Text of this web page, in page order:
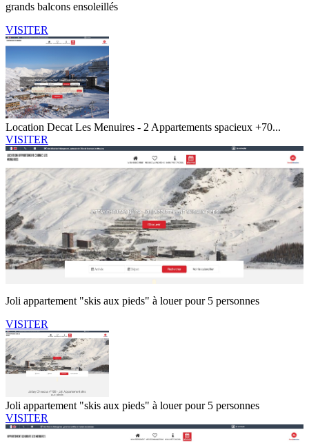
grands balcons ensoleillés
VISITER
Location Decat Les Menuires - 2 Appartements spacieux +70...
VISITER
Joli appartement "skis aux pieds" à louer pour 5 personnes
VISITER
Joli appartement "skis aux pieds" à louer pour 5 personnes
VISITER